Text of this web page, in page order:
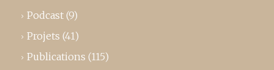
Podcast (9)
Projets (41)
Publications (115)